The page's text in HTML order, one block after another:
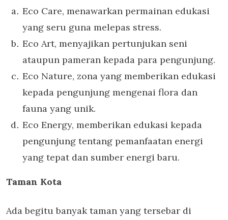
Eco Care, menawarkan permainan edukasi
yang seru guna melepas stress.
Eco Art, menyajikan pertunjukan seni
ataupun pameran kepada para pengunjung.
Eco Nature, zona yang memberikan edukasi
kepada pengunjung mengenai flora dan
fauna yang unik.
Eco Energy, memberikan edukasi kepada
pengunjung tentang pemanfaatan energi
yang tepat dan sumber energi baru.
Taman Kota
Ada begitu banyak taman yang tersebar di